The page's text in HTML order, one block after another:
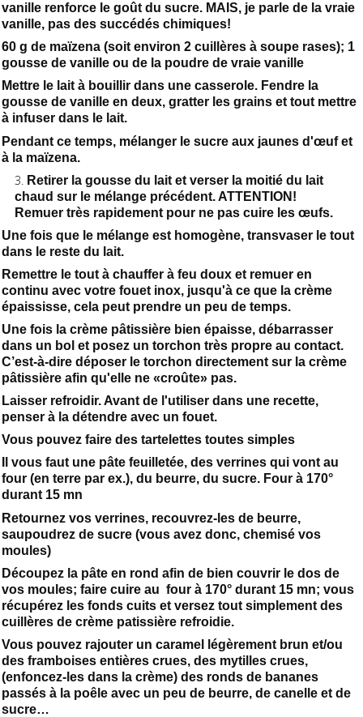
vanille renforce le goût du sucre. MAIS, je parle de la vraie
vanille, pas des succédés chimiques!
60 g de maïzena (soit environ 2 cuillères à soupe rases); 1
gousse de vanille ou de la poudre de vraie vanille
Mettre le lait à bouillir dans une casserole. Fendre la
gousse de vanille en deux, gratter les grains et tout mettre
à infuser dans le lait.
Pendant ce temps, mélanger le sucre aux jaunes d'œuf et
à la maïzena.
Retirer la gousse du lait et verser la moitié du lait
chaud sur le mélange précédent. ATTENTION!
Remuer très rapidement pour ne pas cuire les œufs.
Une fois que le mélange est homogène, transvaser le tout
dans le reste du lait.
Remettre le tout à chauffer à feu doux et remuer en
continu avec votre fouet inox, jusqu'à ce que la crème
épaississe, cela peut prendre un peu de temps.
Une fois la crème pâtissière bien épaisse, débarrasser
dans un bol et posez un torchon très propre au contact.
C’est-à-dire déposer le torchon directement sur la crème
pâtissière afin qu'elle ne «croûte» pas.
Laisser refroidir. Avant de l'utiliser dans une recette,
penser à la détendre avec un fouet.
Vous pouvez faire des tartelettes toutes simples
Il vous faut une pâte feuilletée, des verrines qui vont au
four (en terre par ex.), du beurre, du sucre. Four à 170°
durant 15 mn
Retournez vos verrines, recouvrez-les de beurre,
saupoudrez de sucre (vous avez donc, chemisé vos
moules)
Découpez la pâte en rond afin de bien couvrir le dos de
vos moules; faire cuire au four à 170° durant 15 mn; vous
récupérez les fonds cuits et versez tout simplement des
cuillères de crème patissière refroidie.
Vous pouvez rajouter un caramel légèrement brun et/ou
des framboises entières crues, des mytilles crues,
(enfoncez-les dans la crème) des ronds de bananes
passés à la poêle avec un peu de beurre, de canelle et de
sucre…